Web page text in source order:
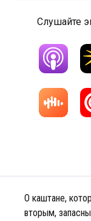
Слушайте
О каштане,
вторым,